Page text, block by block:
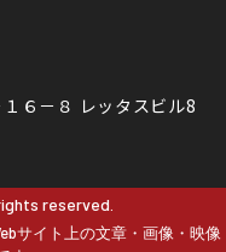
６－８ レッタスビル8
reserved.
サイト上の文章・画像・映像